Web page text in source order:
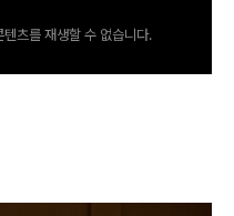
츠를 재생할 수 없습니다.